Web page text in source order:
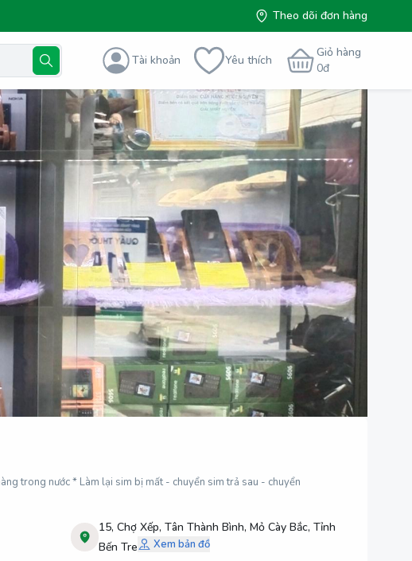
Theo dõi đơn hàng
Tài khoản Yêu thích
Giỏ hàng
0đ
trong nước * Làm lại sim bị mất - chuyển sim trả sau - chuyển
15, Chợ Xếp, Tân Thành Bình, Mỏ Cày Bắc, Tỉnh
Bến Tre
Xem bản đồ